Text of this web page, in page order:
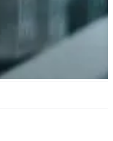
wenn
Kundendaten in
werden.